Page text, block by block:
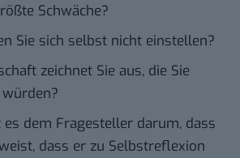
Schwäche?
Sie sich selbst nicht einstellen?
zeichnet Sie aus, die Sie
es dem Fragesteller darum, dass
dass er zu Selbstreflexion